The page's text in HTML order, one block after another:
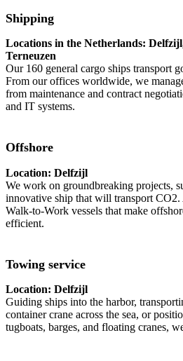
Shipping
Locations in the Netherlands:
Terneuzen
Our 160 general cargo ships transport
From our offices worldwide, we
from maintenance and contract
and IT systems.
Offshore
Location: Delfzijl
We work on groundbreaking projects,
innovative ship that will transport
Walk-to-Work vessels that make
efficient.
Towing service
Location: Delfzijl
Guiding ships into the harbor,
container crane across the sea, or
tugboats, barges, and floating cranes,